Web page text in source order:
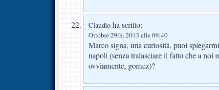
Claudio ha scritto:
Ottobre 29th, 2013 alle 09:40
Marco signa, una curiositá, puoi
napoli (senza tralasciare il fatto che a noi
ovviamente, gomez)?